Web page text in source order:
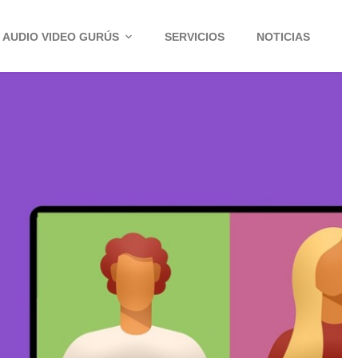
AUDIO VIDEO GURÚS SERVICIOS NOTICIAS